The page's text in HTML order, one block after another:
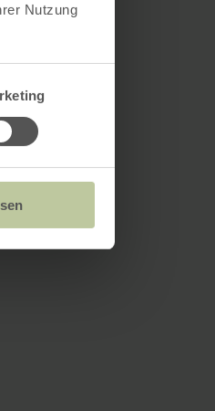
Nutzung